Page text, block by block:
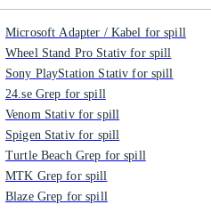
Microsoft Adapter / Kabel for spill
Wheel Stand Pro Stativ for spill
Sony PlayStation Stativ for spill
24.se Grep for spill
Venom Stativ for spill
Spigen Stativ for spill
Turtle Beach Grep for spill
MTK Grep for spill
Blaze Grep for spill